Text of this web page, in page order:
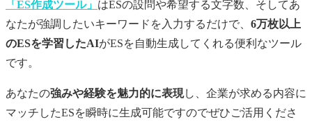
「ES作成ツール」 はESの設問や希望する文字数、そしてあ
なたが強調したいキーワードを入力するだけで、 6万枚以上
のESを学習したAIがESを自動生成してくれる便利なツール
です。
あなたの強みや経験を魅力的に表現し、企業が求める内容に
マッチしたESを瞬時に生成可能ですのでぜひご活用くださ